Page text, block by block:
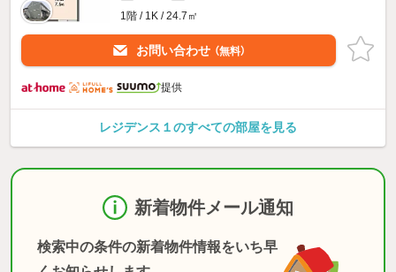
1階 / 1K / 24.7㎡
お問い合わせ （無料）
提供
レジデンス１のすべての部屋を見る
新着物件メール通知
検索中の条件の新着物件情報をいち早